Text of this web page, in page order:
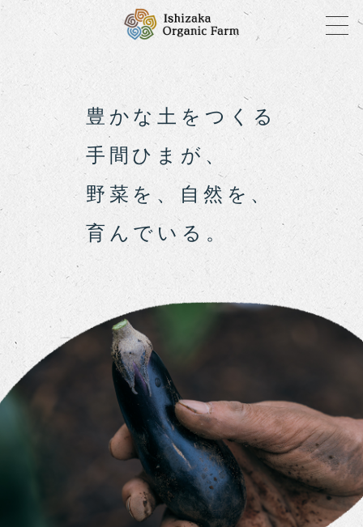
豊かな土をつくる
手間ひまが、
野菜を、自然を、
育んでいる。